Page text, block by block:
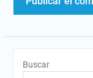
Buscar